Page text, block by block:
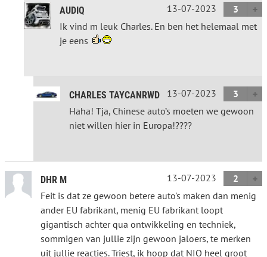
AUDIQ 13-07-2023
3
Ik vind m leuk Charles. En ben het helemaal met
je eens
CHARLES TAYCANRWD 13-07-2023
3
Haha! Tja, Chinese auto’s moeten we gewoon
niet willen hier in Europa!????
DHR M 13-07-2023
2
Feit is dat ze gewoon betere auto's maken dan menig
ander EU fabrikant, menig EU fabrikant loopt
gigantisch achter qua ontwikkeling en techniek,
sommigen van jullie zijn gewoon jaloers, te merken
uit jullie reacties. Triest, ik hoop dat NIO heel groot